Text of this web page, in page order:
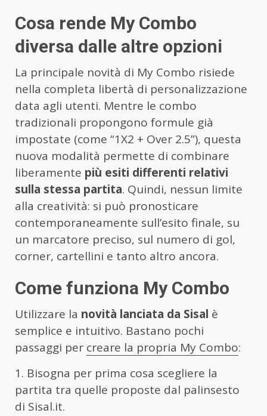
Cosa rende My Combo
diversa dalle altre opzioni
La principale novità di My Combo risiede
nella completa libertà di personalizzazione
data agli utenti. Mentre le combo
tradizionali propongono formule già
impostate (come “1X2 + Over 2.5”), questa
nuova modalità permette di combinare
liberamente più esiti differenti relativi
sulla stessa partita. Quindi, nessun limite
alla creatività: si può pronosticare
contemporaneamente sull’esito finale, su
un marcatore preciso, sul numero di gol,
corner, cartellini e tanto altro ancora.
Come funziona My Combo
Utilizzare la novità lanciata da Sisal è
semplice e intuitivo. Bastano pochi
passaggi per creare la propria My Combo:
1. Bisogna per prima cosa scegliere la
partita tra quelle proposte dal palinsesto
di Sisal.it.